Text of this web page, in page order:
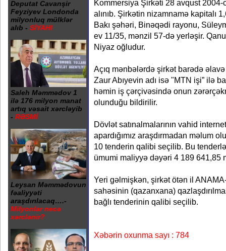
Deputat Cavanşir
Feyziyev Londonda
milyonluq mülklər
alıb - SİYAHI
Saleh Məmmədov 1
ilə 176 milyon manat
artıq vəsait xərcləyib
- RƏSMİ
Leysan Məmmədovun
fəaliyyəti
araşdırılacaq….-
Milyonlar necə
xərclənir?
Kommersiya Şirkəti 28 avqust 2004-
alınıb. Şirkətin nizamnamə kapitalı
Bakı şəhəri, Binəqədi rayonu,
ev 11/35, mənzil 57-də yerləşir.
Niyaz oğludur.
Açıq mənbələrdə şirkət barədə
Zaur Abıyevin adı isə "MTN işi” ilə
həmin iş çərçivəsində onun
olunduğu bildirilir.
Dövlət satınalmalarının vahid
apardığımız araşdırmadan məlum
10 tenderin qalibi seçilib. Bu
ümumi maliyyə dəyəri 4 189 641,85
Yeri gəlmişkən, şirkət ötən il
sahəsinin (qazanxana)
bağlı tenderinin qalibi seçilib.
Xəbərin oxunma sayı : 784